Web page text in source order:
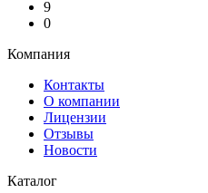
9
0
Компания
Контакты
О компании
Лицензии
Отзывы
Новости
Каталог